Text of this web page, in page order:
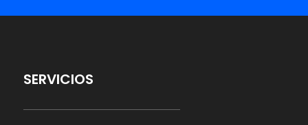
SERVICIOS